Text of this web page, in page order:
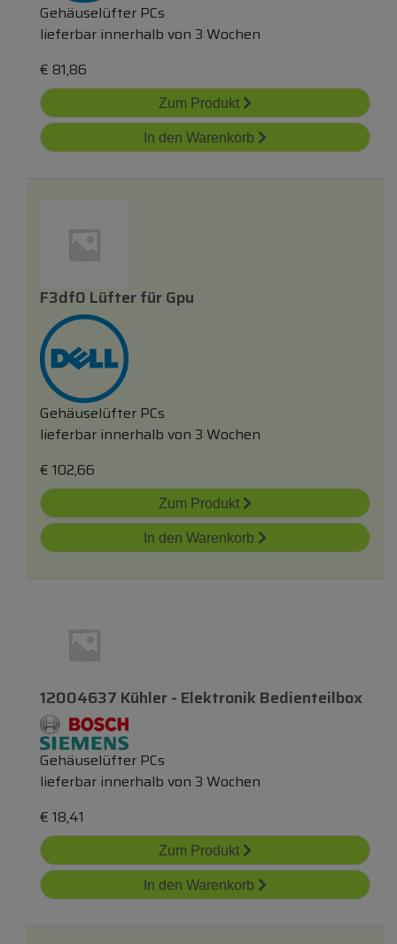
Gehäuselüfter PCs
lieferbar innerhalb von 3 Wochen
€ 81,86
Zum Produkt
In den Warenkorb
F3df0 LüfterfürGpu
Gehäuselüfter PCs
lieferbar innerhalb von 3 Wochen
€ 102,66
Zum Produkt
In den Warenkorb
12004637 Kühler - Elektronik Bedienteilbox
Gehäuselüfter PCs
lieferbar innerhalb von 3 Wochen
€ 18,41
Zum Produkt
In den Warenkorb